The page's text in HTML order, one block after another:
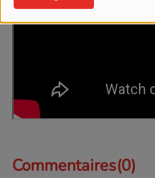
Commentaires(0)